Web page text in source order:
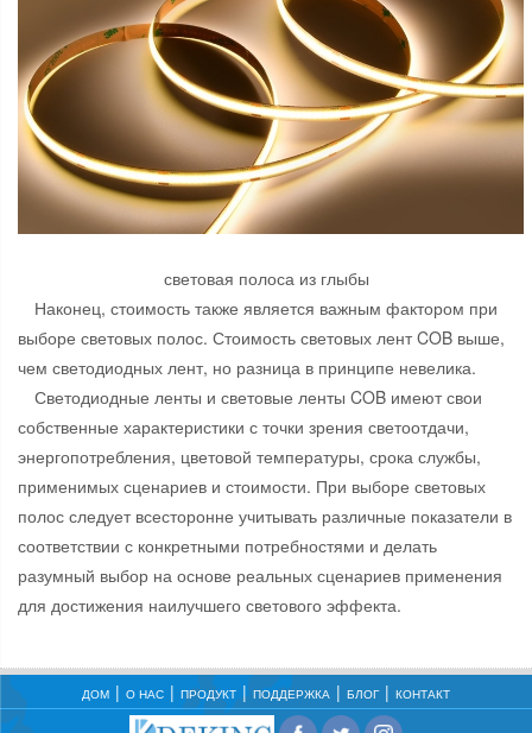
световая полоса из глыбы
Наконец, стоимость также является важным фактором при
выборе световых полос. Стоимость световых лент COB выше,
чем светодиодных лент, но разница в принципе невелика.
Светодиодные ленты и световые ленты COB имеют свои
собственные характеристики с точки зрения светоотдачи,
энергопотребления, цветовой температуры, срока службы,
применимых сценариев и стоимости. При выборе световых
полос следует всесторонне учитывать различные показатели в
соответствии с конкретными потребностями и делать
разумный выбор на основе реальных сценариев применения
для достижения наилучшего светового эффекта.
ДОМ О НАС ПРОДУКТ ПОДДЕРЖКА БЛОГ КОНТАКТ